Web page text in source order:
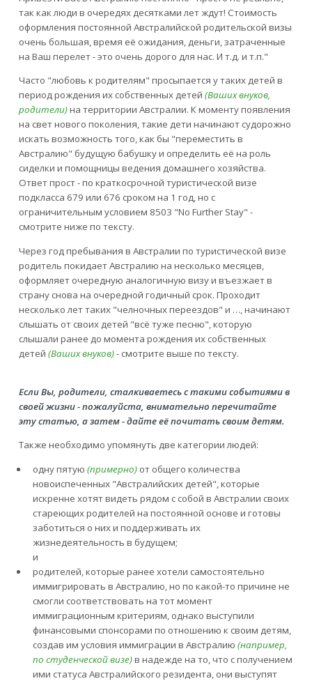
так как люди в очередях десятками лет ждут! Стоимость
оформления постоянной Австралийской родительской визы
очень большая, время её ожидания, деньги, затраченные
на Ваш перелет - это очень дорого для нас. И т.д. и т.п."
Часто "любовь к родителям" просыпается у таких детей в
период рождения их собственных детей (Ваших внуков,
родители)на территории Австралии. К моменту появления
на свет нового поколения, такие дети начинают судорожно
искать возможность того, как бы "переместить в
Австралию" будущую бабушку и определить её на роль
сиделки и помощницы ведения домашнего хозяйства.
Ответ прост - по краткосрочной туристической визе
подкласса 679 или 676 сроком на 1 год, но с
ограничительным условием 8503 "No Further Stay" -
смотрите ниже по тексту.
Через год пребывания в Австралии по туристической визе
родитель покидает Австралию на несколько месяцев,
оформляет очередную аналогичную визу и въезжает в
страну снова на очередной годичный срок. Проходит
несколько лет таких "челночных переездов" и …, начинают
слышать от своих детей "всё туже песню", которую
слышали ранее до момента рождения их собственных
детей (Ваших внуков)- смотрите выше по тексту.
Если Вы, родители, сталкиваетесь с такими событиями в
своей жизни - пожалуйста, внимательно перечитайте
эту статью, а затем - дайте её почитать своим детям.
Также необходимо упомянуть две категории людей:
одну пятую (примерно)от общего количества
новоиспеченных "Австралийских детей", которые
искренне хотят видеть рядом с собой в Австралии своих
стареющих родителей на постоянной основе и готовы
заботиться о них и поддерживать их
жизнедеятельность в будущем;
и
родителей, которые ранее хотели самостоятельно
иммигрировать в Австралию, но по какой-то причине не
смогли соответствовать на тот момент
иммиграционным критериям, однако выступили
финансовыми спонсорами по отношению к своим детям,
создав им условия иммиграции в Австралию (например,
по студенческой визе)в надежде на то, что с получением
ими статуса Австралийского резидента, они выступят